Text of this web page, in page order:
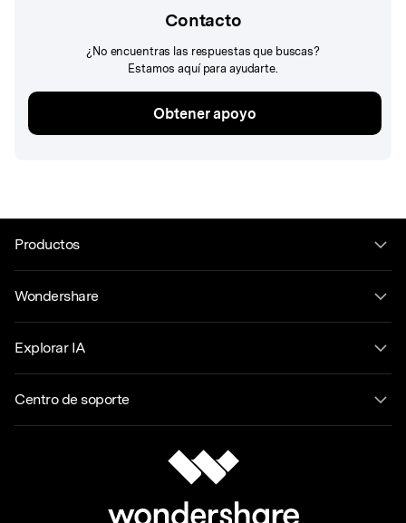
Contacto
¿No encuentras las respuestas que buscas?
Estamos aquí para ayudarte.
Obtener apoyo
Productos
Wondershare
Explorar IA
Centro de soporte